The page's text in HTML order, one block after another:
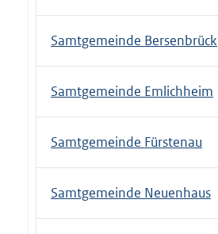
Samtgemeinde Bersenbrück
Samtgemeinde Emlichheim
Samtgemeinde Fürstenau
Samtgemeinde Neuenhaus